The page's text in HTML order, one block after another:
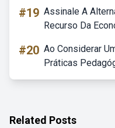
#19 Assinale A
Recurso Da
#20 Ao Considerar
Práticas
Related Posts